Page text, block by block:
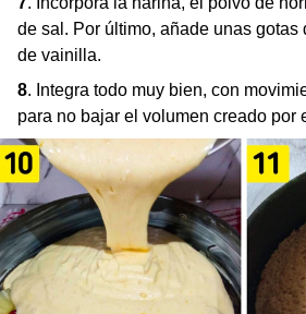
de sal. Por último, añade unas gotas
de vainilla.
8. Integra todo muy bien, con
para no bajar el volumen creado por